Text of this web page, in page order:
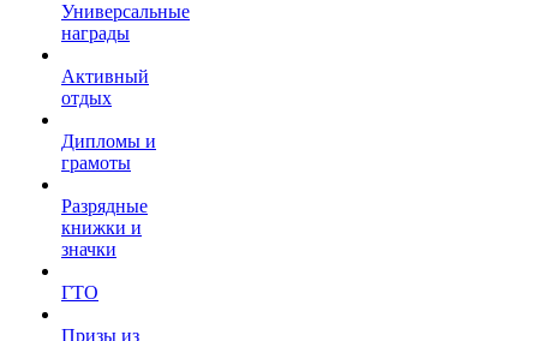
Универсальные
награды
Активный
отдых
Дипломы и
грамоты
Разрядные
книжки и
значки
ГТО
Призы из